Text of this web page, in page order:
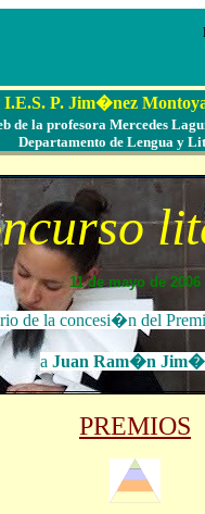
I.E.S. P. Jim�nez
de la profesora Mercedes
Departamento de Lengua y
11 de mayo de 2006
de la concesi�n del
a Juan Ram�n
PREMIOS